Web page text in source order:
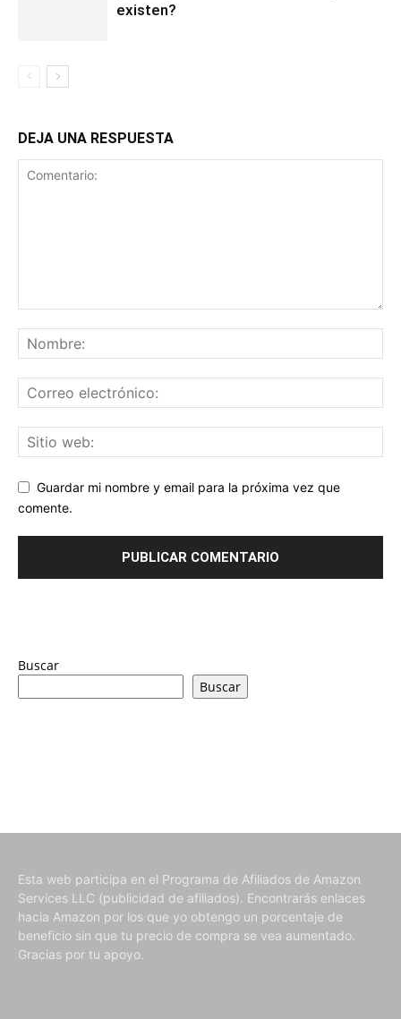
existen?
DEJA UNA RESPUESTA
Guardar mi nombre y email para la próxima vez que
comente.
Buscar
Buscar
Esta web participa en el Programa de Afiliados de Amazon
Services LLC (publicidad de afiliados). Encontrarás enlaces
hacia Amazon por los que yo obtengo un porcentaje de
beneficio sin que tu precio de compra se vea aumentado.
Gracias por tu apoyo.